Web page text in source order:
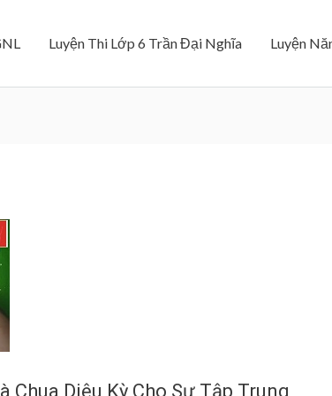
Luyện Thi Lớp 6 Trần Đại Nghĩa Luyện
Chua Diệu Kỳ Cho Sự Tập Trung